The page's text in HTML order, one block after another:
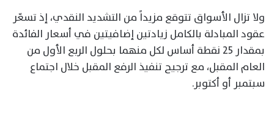
ولا تزال الأسواق تتوقع مزيداً من التشديد النقدي، إذ تسعّر
عقود المبادلة بالكامل زيادتين إضافيتين في أسعار الفائدة
بمقدار 25 نقطة أساس لكل منهما بحلول الربع الأول من
العام المقبل، مع ترجيح تنفيذ الرفع المقبل خلال اجتماع
سبتمبر أو أكتوبر.